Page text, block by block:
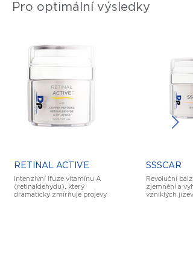
Pro optimální výsledky
RETINAL ACTIVE
Intenzivní ifuze vitamínu A
(retinaldehydu), který
dramaticky zmírňuje projevy
SSSCAR
Revoluční
zjemnění a
vzniklých